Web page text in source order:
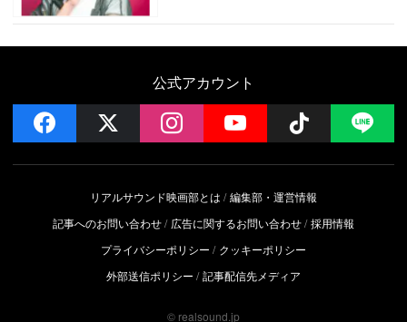
公式アカウント
facebook instagramYouTube Follow
リアルサウンド映画部とは
編集部・運営情報
記事へのお問い合わせ
広告に関するお問い合わせ 採用情報
プライバシーポリシー
クッキーポリシー
外部送信ポリシー
記事配信先メディア
© realsound.jp